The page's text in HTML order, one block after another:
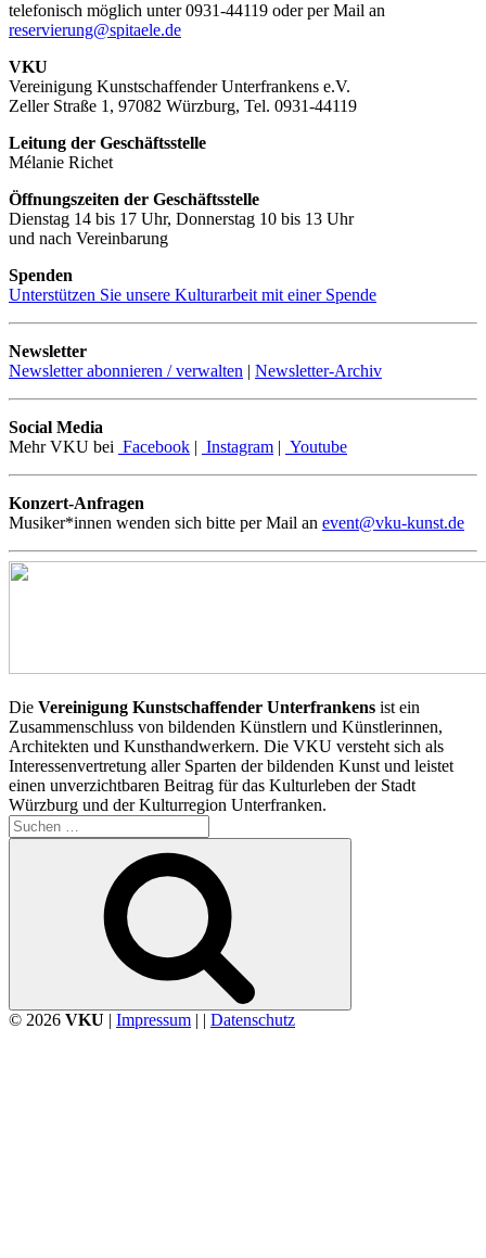
telefonisch möglich unter 0931-44119 oder per Mail an
reservierung@spitaele.de
VKU
Vereinigung Kunstschaffender Unterfrankens e.V.
Zeller Straße 1, 97082 Würzburg, Tel. 0931-44119
Leitung der Geschäftsstelle
Mélanie Richet
Öffnungszeiten der Geschäftsstelle
Dienstag 14 bis 17 Uhr, Donnerstag 10 bis 13 Uhr
und nach Vereinbarung
Spenden
Unterstützen Sie unsere Kulturarbeit mit einer Spende
Newsletter
Newsletter abonnieren / verwalten | Newsletter-Archiv
Social Media
Mehr VKU bei Facebook | Instagram | Youtube
Konzert-Anfragen
Musiker*innen wenden sich bitte per Mail an event@vku-kunst.de
Die Vereinigung Kunstschaffender Unterfrankens ist ein
Zusammenschluss von bildenden Künstlern und Künstlerinnen,
Architekten und Kunsthandwerkern. Die VKU versteht sich als
Interessenvertretung aller Sparten der bildenden Kunst und leistet
einen unverzichtbaren Beitrag für das Kulturleben der Stadt
Würzburg und der Kulturregion Unterfranken.
Suchen
nach:
© 2026 VKU | Impressum | | Datenschutz